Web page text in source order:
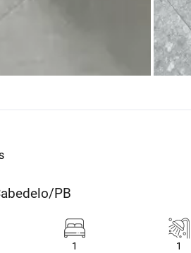
PB
1
1